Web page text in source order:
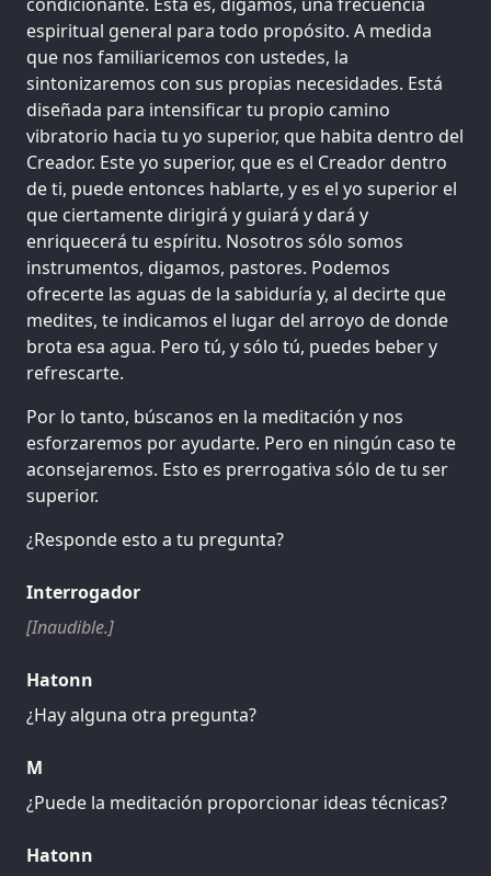
espiritual general para todo propósito. A medida
que nos familiaricemos con ustedes, la
sintonizaremos con sus propias necesidades. Está
diseñada para intensificar tu propio camino
vibratorio hacia tu yo superior, que habita dentro del
Creador. Este yo superior, que es el Creador dentro
de ti, puede entonces hablarte, y es el yo superior el
que ciertamente dirigirá y guiará y dará y
enriquecerá tu espíritu. Nosotros sólo somos
instrumentos, digamos, pastores. Podemos
ofrecerte las aguas de la sabiduría y, al decirte que
medites, te indicamos el lugar del arroyo de donde
brota esa agua. Pero tú, y sólo tú, puedes beber y
refrescarte.
Por lo tanto, búscanos en la meditación y nos
esforzaremos por ayudarte. Pero en ningún caso te
aconsejaremos. Esto es prerrogativa sólo de tu ser
superior.
¿Responde esto a tu pregunta?
Interrogador
[Inaudible.]
Hatonn
¿Hay alguna otra pregunta?
M
¿Puede la meditación proporcionar ideas técnicas?
Hatonn